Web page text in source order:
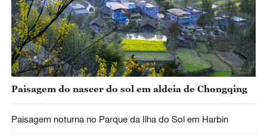
Paisagem do nascer do sol em aldeia de Chongqing
Paisagem noturna no Parque da Ilha do Sol em Harbin